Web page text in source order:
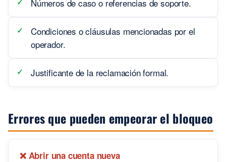
Números de caso o referencias de soporte.
Condiciones o cláusulas mencionadas por el
operador.
Justificante de la reclamación formal.
Errores que pueden empeorar el bloqueo
❌ Abrir una cuenta nueva